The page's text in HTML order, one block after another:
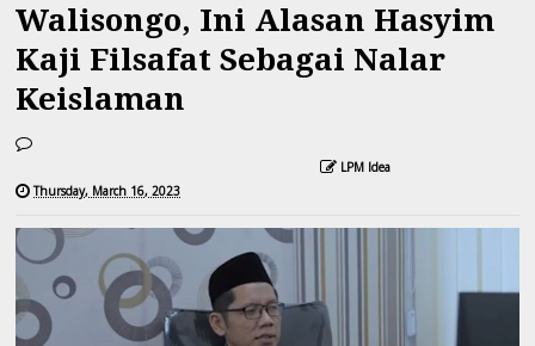
Walisongo, Ini Alasan Hasyim
Kaji Filsafat Sebagai Nalar
Keislaman
LPM Idea
Thursday, March 16, 2023